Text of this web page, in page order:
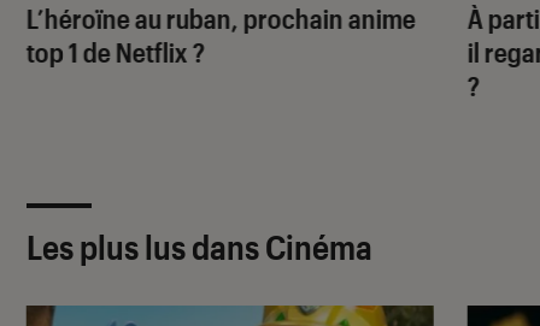
L’héroïne au ruban, prochain anime
top 1 de Netflix ?
À
il
?
Les plus lus dans Cinéma